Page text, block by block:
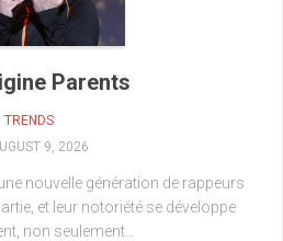
Parents
TRENDS
9, 2026
nouvelle génération de rappeurs
et leur notoriété se développe
non seulement...